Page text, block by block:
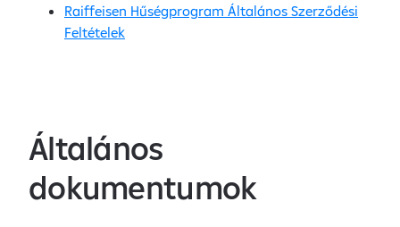
Raiffeisen Hűségprogram Általános Szerződési
Feltételek
Általános
dokumentumok